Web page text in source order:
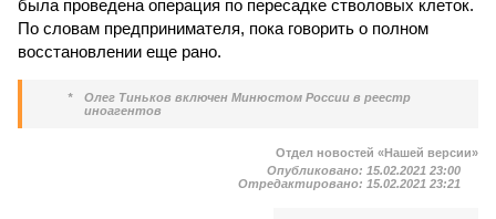
была проведена операция по пересадке стволовых клеток.
По словам предпринимателя, пока говорить о полном
восстановлении еще рано.
*
Олег Тиньков включен Минюстом России в реестр
иноагентов
Отдел новостей «Нашей версии»
Опубликовано: 15.02.2021 23:00
Отредактировано: 15.02.2021 23:21